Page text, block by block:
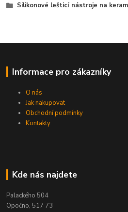
Silikonové lešticí nástroje na
Informace pro zákazníky
O nás
Jak nakupovat
Obchodní podmínky
Kontakty
Kde nás najdete
Palackého 504
Opočno, 517 73